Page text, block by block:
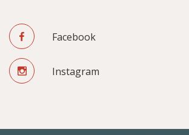
Facebook
Instagram